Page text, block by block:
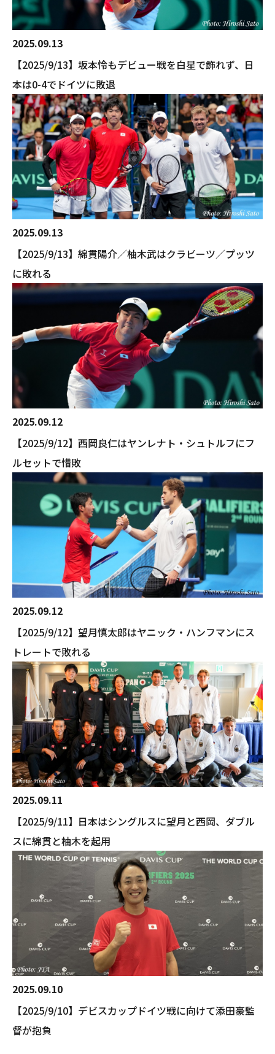
2025.09.13
【2025/9/13】坂本怜もデビュー戦を白星で飾れず、日
本は0-4でドイツに敗退
2025.09.13
【2025/9/13】綿貫陽介／柚木武はクラビーツ／プッツ
に敗れる
2025.09.12
【2025/9/12】西岡良仁はヤンレナト・シュトルフにフ
ルセットで惜敗
2025.09.12
【2025/9/12】望月慎太郎はヤニック・ハンフマンにス
トレートで敗れる
2025.09.11
【2025/9/11】日本はシングルスに望月と西岡、ダブル
スに綿貫と柚木を起用
2025.09.10
【2025/9/10】デビスカップドイツ戦に向けて添田豪監
督が抱負